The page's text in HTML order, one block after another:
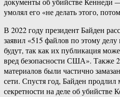
умолял его «не делать этого,
В 2022 году президент Байден
заявил «515 файлов по этому
будут, так как их публикация
вред безопасности США». Также
материалов были частично
сети. Спустя год, Байден
секретности на деле об убийстве